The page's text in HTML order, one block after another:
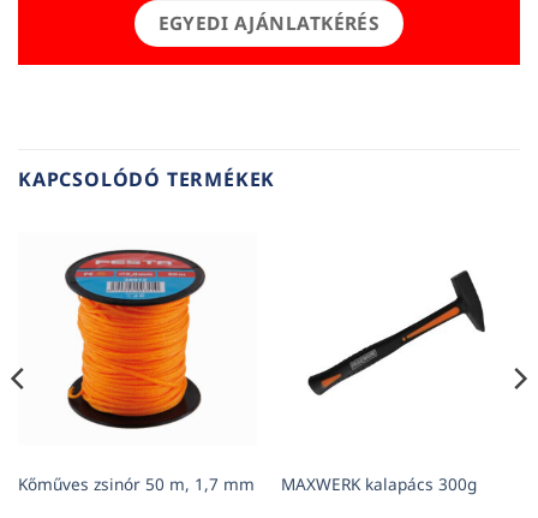
EGYEDI AJÁNLATKÉRÉS
KAPCSOLÓDÓ TERMÉKEK
Kőműves zsinór 50 m, 1,7 mm MAXWERK kalapács 300g